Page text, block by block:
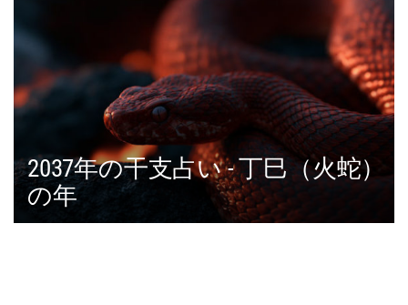
2037年の干支占い - 丁巳（火蛇）
の年